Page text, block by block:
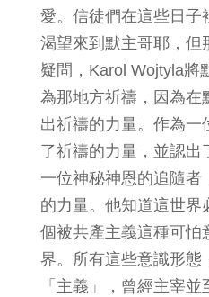
愛。信徒們在這些日子
渴望來到默主哥耶，但
疑問，Karol Wojtyla將
為那地方祈禱，因為在
出祈禱的力量。作為一
了祈禱的力量，並認出
一位神秘神恩的追隨者
的力量。他知道這世界
個被共產主義這種可怕
界。所有這些意識形態
「主義」，曾經主宰並